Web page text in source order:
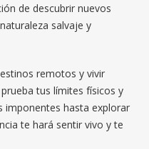
de descubrir nuevos
salvaje y
remotos y vivir
tus límites físicos y
imponentes hasta explorar
te hará sentir vivo y te